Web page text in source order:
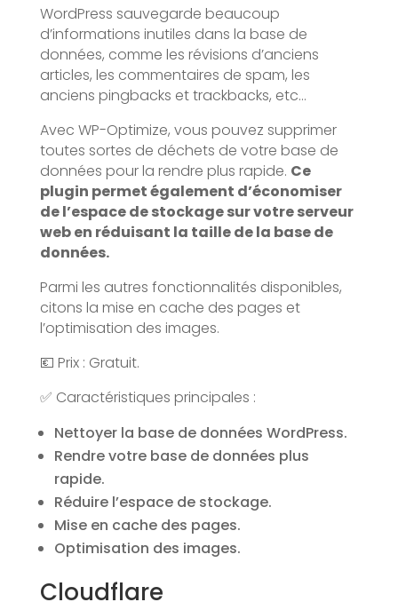
WordPress sauvegarde beaucoup
d’informations inutiles dans la base de
données, comme les révisions d’anciens
articles, les commentaires de spam, les
anciens pingbacks et trackbacks, etc…
Avec WP-Optimize, vous pouvez supprimer
toutes sortes de déchets de votre base de
données pour la rendre plus rapide. Ce
plugin permet également d’économiser
de l’espace de stockage sur votre serveur
web en réduisant la taille de la base de
données.
Parmi les autres fonctionnalités disponibles,
citons la mise en cache des pages et
l’optimisation des images.
💶 Prix : Gratuit.
✅ Caractéristiques principales :
Nettoyer la base de données WordPress.
Rendre votre base de données plus
rapide.
Réduire l’espace de stockage.
Mise en cache des pages.
Optimisation des images.
Cloudflare